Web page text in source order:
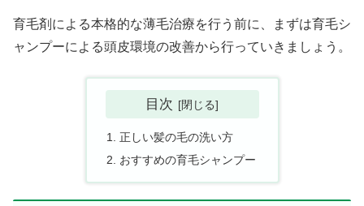
育毛剤による本格的な薄毛治療を行う前に、まずは育毛シ
ャンプーによる頭皮環境の改善から行っていきましょう。
目次
正しい髪の毛の洗い方
おすすめの育毛シャンプー